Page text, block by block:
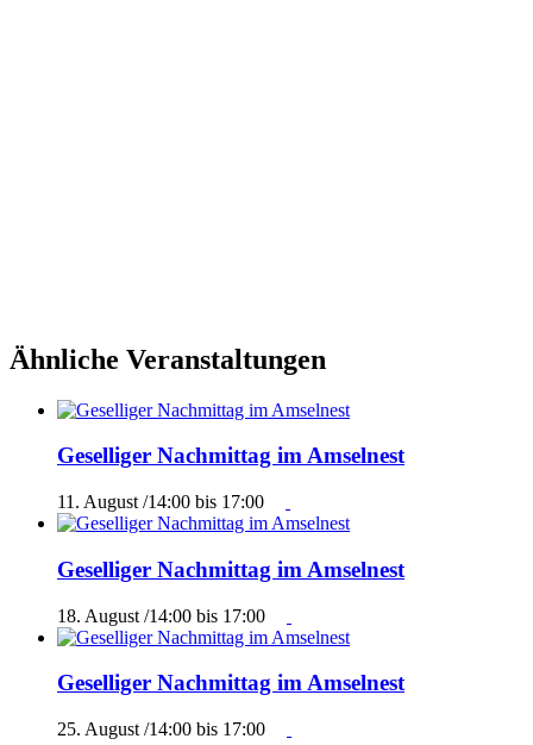
Ähnliche Veranstaltungen
Geselliger Nachmittag im Amselnest
11. August /14:00 bis 17:00
Geselliger Nachmittag im Amselnest
18. August /14:00 bis 17:00
Geselliger Nachmittag im Amselnest
25. August /14:00 bis 17:00